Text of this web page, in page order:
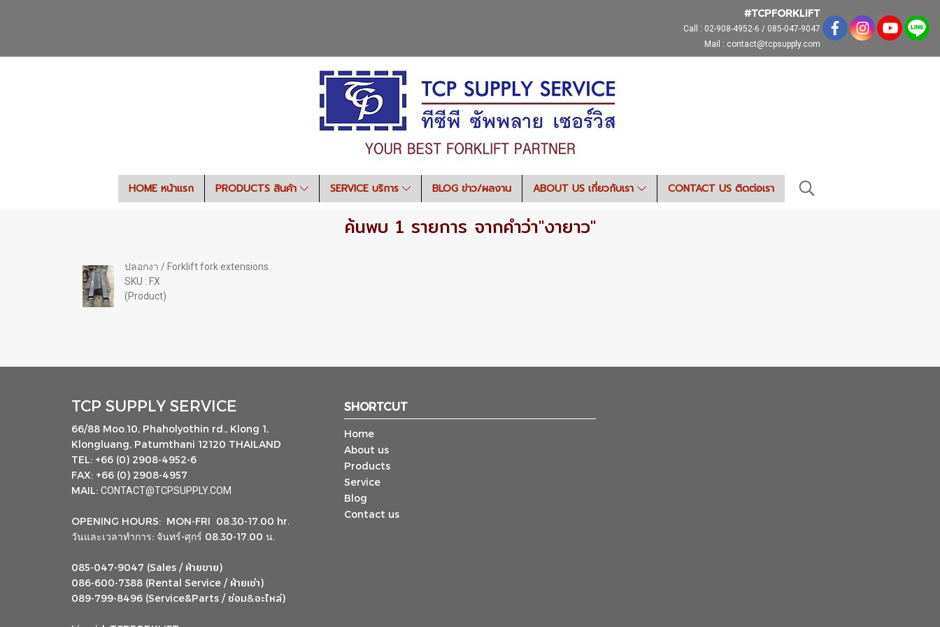
#TCPFORKLIFT
Call : 02-908-4952-6 / 085-047-9047
Mail : contact@tcpsupply.com
HOME หน้าแรก PRODUCTS สินค้า SERVICE บริการ BLOG ข่าว/ผลงาน ABOUT US เกี่ยวกับเรา CONTACT US ติดต่อเรา
ค้นพบ 1 รายการ จากคำว่า"งายาว"
ปลอกงา / Forklift fork extensions
SKU : FX
(Product)
TCP SUPPLY SERVICE
66/88 Moo.10, Phaholyothin rd., Klong 1,
Klongluang, Patumthani 12120 THAILAND
TEL: +66 (0) 2908-4952-6
FAX: +66 (0) 2908-4957
MAIL: CONTACT@TCPSUPPLY.COM
OPENING HOURS: MON-FRI 08.30-17.00 hr.
วันและเวลาทำการ: จันทร์-ศุกร์ 08.30-17.00 น.
085-047-9047 (Sales / ฝ่ายขาย)
086-600-7388 (Rental Service / ฝ่ายเช่า)
089-799-8496 (Service&Parts / ซ่อม&อะไหล่)
SHORTCUT
Home
About us
Products
Service
Blog
Contact us